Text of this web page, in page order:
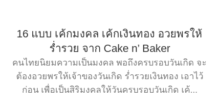
16 แบบ เค้กมงคล เค้กเงินทอง อวยพรให้
ร่ำรวย จาก Cake n’ Baker
คนไทยนิยมความเป็นมงคล พอถึงครบรอบวันเกิด จะ
ต้องอวยพรให้เจ้าของวันเกิด ร่ำรวยเงินทอง เอาไว้
ก่อน เพื่อเป็นสิริมงคลให้วันครบรอบวันเกิด เค้...